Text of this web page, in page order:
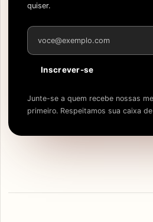
quiser.
Endereço de e-mail
Inscrever-se
Junte-se a quem recebe nossas
primeiro. Respeitamos sua caixa